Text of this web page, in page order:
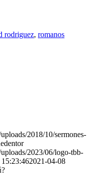
rodriguez, romanos
2018/10/sermones-
2023/06/logo-tbb-
2021-04-08